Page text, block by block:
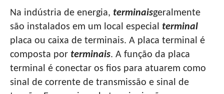
Na indústria de energia, terminaisgeralmente
são instalados em um local especial terminal
placa ou caixa de terminais. A placa terminal é
composta por terminais. A função da placa
terminal é conectar os fios para atuarem como
sinal de corrente de transmissão e sinal de